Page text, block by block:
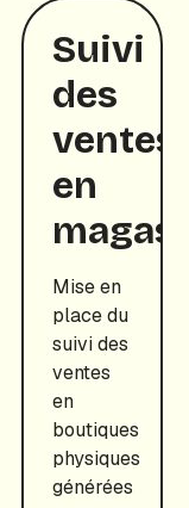
Suivi
des
ventes
en
Mise en
place du
suivi des
ventes
en
boutiques
physiques
générées